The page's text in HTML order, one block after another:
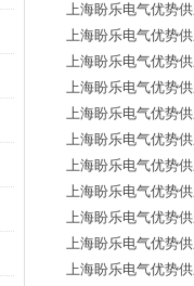
上海盼乐电气优势
上海盼乐电气优势
上海盼乐电气优势
上海盼乐电气优势
上海盼乐电气优势
上海盼乐电气优势
上海盼乐电气优势
上海盼乐电气优势
上海盼乐电气优势
上海盼乐电气优势
上海盼乐电气优势